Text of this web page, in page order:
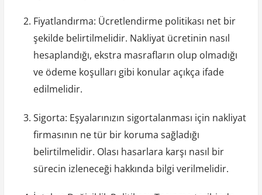
Fiyatlandırma: Ücretlendirme politikası net bir
şekilde belirtilmelidir. Nakliyat ücretinin nasıl
hesaplandığı, ekstra masrafların olup olmadığı
ve ödeme koşulları gibi konular açıkça ifade
edilmelidir.
Sigorta: Eşyalarınızın sigortalanması için nakliyat
firmasının ne tür bir koruma sağladığı
belirtilmelidir. Olası hasarlara karşı nasıl bir
sürecin izleneceği hakkında bilgi verilmelidir.